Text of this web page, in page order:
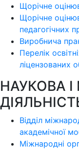
Щорічне
Щорічне
педагогічних
Виробнича
Перелік
ліцензoваних
НАУКОВА
Відділ
академічної
Міжнародні